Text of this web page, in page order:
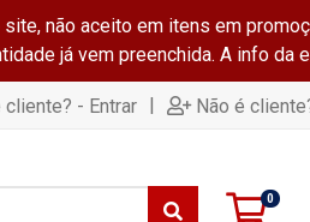
não aceito em itens em
já vem preenchida. A info da
cliente? - Entrar | Não é
0